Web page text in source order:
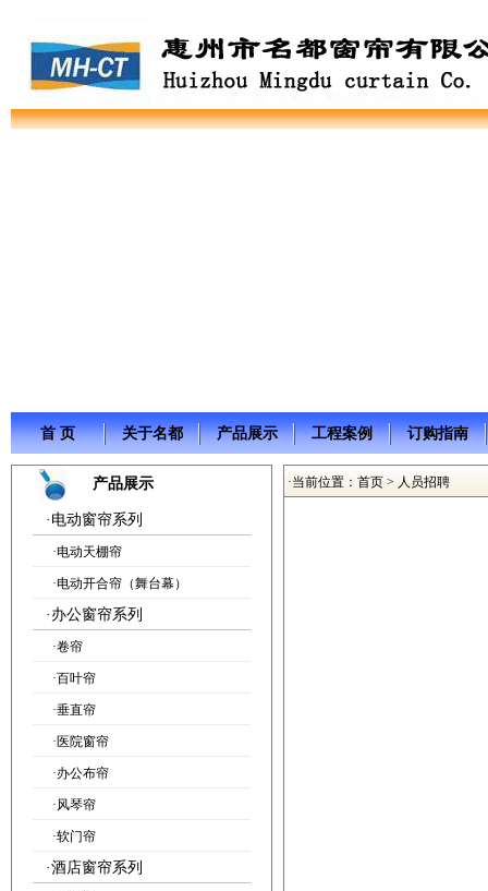
首 页 关于名都 产品展示 工程案例 订购指南
产品展示
· 电动窗帘系列
·电动天棚帘
·电动开合帘（舞台幕）
· 办公窗帘系列
·卷帘
·百叶帘
·垂直帘
· 医院窗帘
·办公布帘
·风琴帘
·软门帘
·酒店窗帘系列
·当前位置： 首页 > 人员招聘